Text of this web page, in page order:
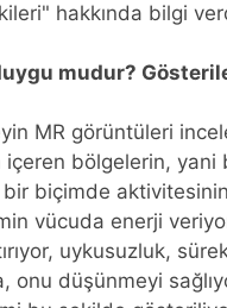
hakkında bilgi
mudur?
MR görüntüleri
bölgelerin, yani
biçimde aktivitesinin
vücuda enerji
uykusuzluk,
onu düşünmeyi